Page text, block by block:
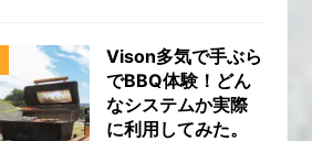
Vison多気で手ぶら
でBBQ体験！どん
なシステムか実際
に利用してみた。